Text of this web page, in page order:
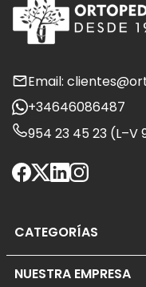
Email:
+34646086487
954 23 45 23 (L–V
CATEGORÍAS
NUESTRA EMPRESA